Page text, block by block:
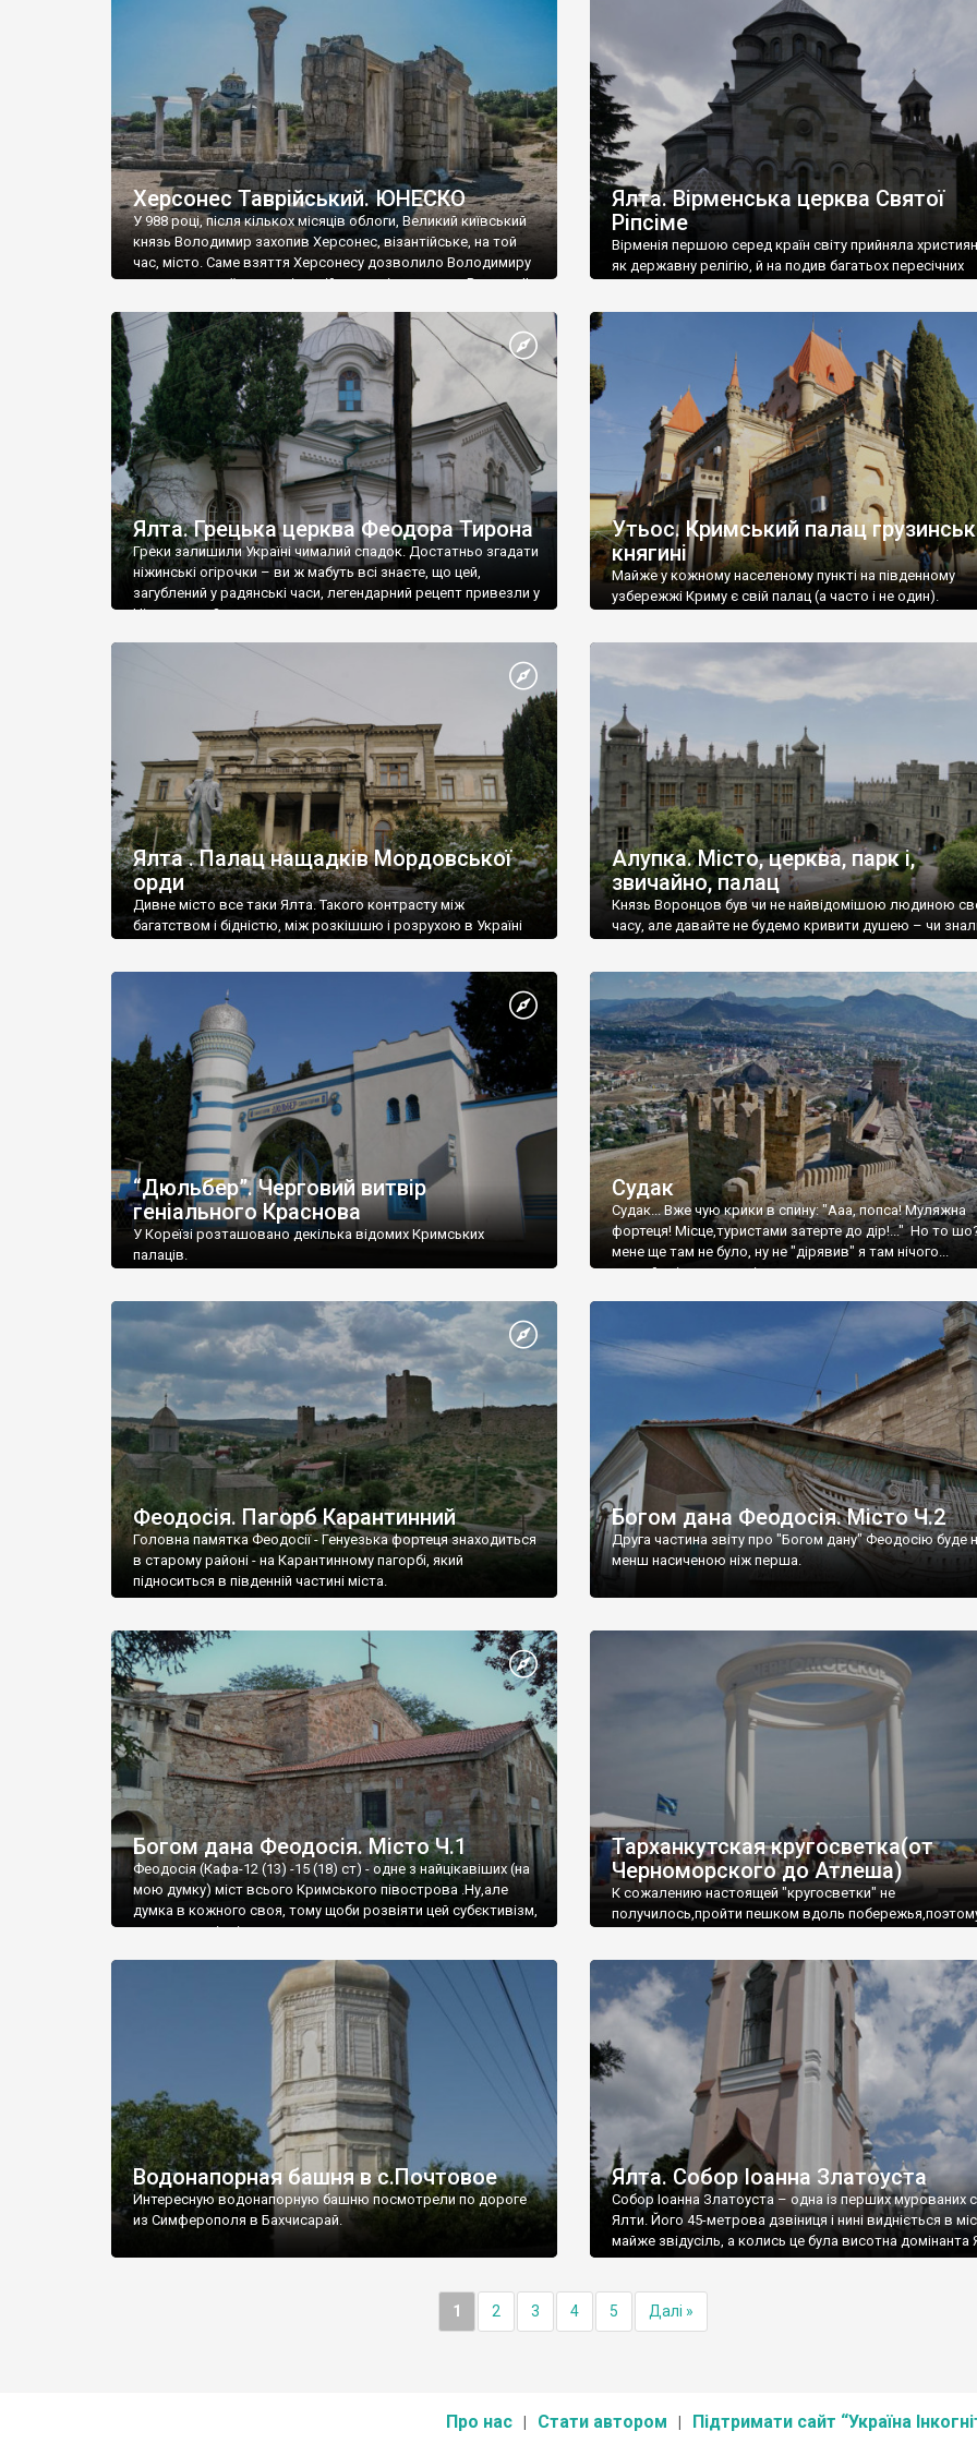
візантійської доби. Раритети викрадені з фондів об’єкту
культурної спадщини ЮНЕСКО «Херсонеса Таврійського».
Офіційно – на виставку «Золото Візантії», але експерти та
влада в Україні вважають це лише […]
називаються «повстяками» (postaki)…” “Вино. Крим
виробляє відмінне вино і його вдосталь: воно все
легке біле і дуже […]
Херсонес Таврійський. ЮНЕСКО
У 988 році, після кількох місяців облоги, Великий київський
князь Володимир захопив Херсонес, візантійське, на той
час, місто. Саме взяття Херсонесу дозволило Володимиру
диктувати свої умови візантійському імператору Василю ІІ,
Херсонесі Володимир-язичник, став Василем-
християнином. А потім було Хрещення Русі. На честь
Херсонесу Таврійського названо місто […]
Ялта. Вірменська церква Святої
Ріпсіме
Вірменія першою серед країн світу прийняла
як державну релігію, й на подив багатьох пересічних
Ялта. Грецька церква Феодора Тирона
Греки залишили Україні чималий спадок. Достатньо згадати
ніжинські огірочки – ви ж мабуть всі знаєте, що цей,
загублений у радянські часи, легендарний рецепт привезли у
Ніжин греки?
Утьос. Кримський палац
княгині
Майже у кожному населеному пункті на південному
узбережжі Криму є свій палац (а часто і не один).
Ялта . Палац нащадків Мордовської
орди
Дивне місто все таки Ялта. Такого контрасту між
багатством і бідністю, між розкішшю і розрухою в Україні
Алупка. Місто, церква, парк і,
звичайно, палац
Князь Воронцов був чи не найвідомішою людиною
часу, але давайте не будемо кривити душею – чи
“Дюльбер”. Черговий витвір
геніального Краснова
У Кореїзі розташовано декілька відомих Кримських
палаців.
Судак
Судак... Вже чую крики в спину: "Ааа, попса! Муляжна
фортеця! Місце,туристами затерте до дір!..." Но то
мене ще там не було, ну не "дірявив" я там нічого...
принаймні до цього літа.
Феодосія. Пагорб Карантинний
Головна памятка Феодосії - Генуезька фортеця знаходиться
в старому районі - на Карантинному пагорбі, який
підноситься в південній частині міста.
Богом дана Феодосія. Місто Ч.2
Друга частина звіту про "Богом дану" Феодосію буде
менш насиченою ніж перша.
Богом дана Феодосія. Місто Ч.1
Феодосія (Кафа-12 (13) -15 (18) ст) - одне з найцікавіших (на
мою думку) міст всього Кримського півострова .Ну,але
думка в кожного своя, тому щоби розвіяти цей субєктивізм,
запрошую відвідати це
Тарханкутская кругосветка(от
Черноморского до Атлеша)
К сожалению настоящей "кругосветки" не
получилось,пройти пешком вдоль
Водонапорная башня в с.Почтовое
Интересную водонапорную башню посмотрели по дороге
из Симферополя в Бахчисарай.
Ялта. Собор Іоанна Златоуста
Собор Іоанна Златоуста – одна із перших мурованих
Ялти. Його 45-метрова дзвіниця і нині видніється в
майже звідусіль, а колись це була висотна домінанта
1 2 3 4 5 Далі »
Про нас Стати автором Підтримати сайт “Україна